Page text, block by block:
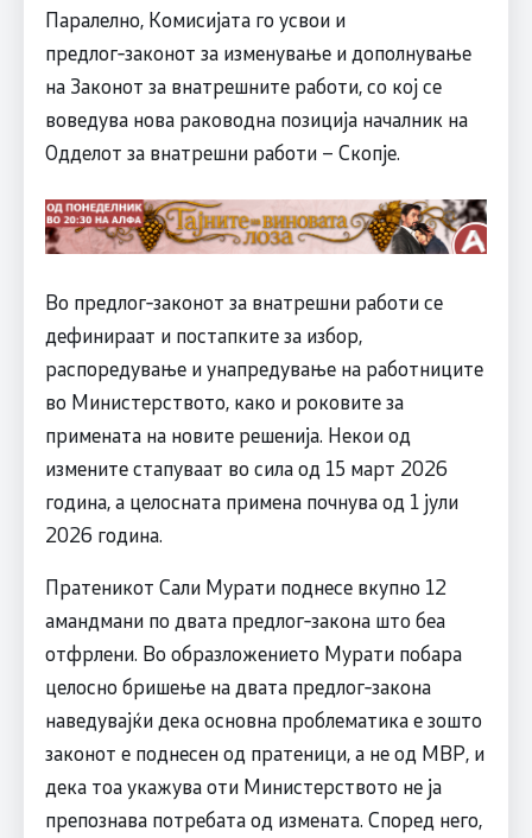
Паралелно, Комисијата го усвои и
предлог‑законот за изменување и дополнување
на Законот за внатрешните работи, со кој се
воведува нова раководна позиција началник на
Одделот за внатрешни работи – Скопје.
Во предлог‑законот за внатрешни работи се
дефинираат и постапките за избор,
распоредување и унапредување на работниците
во Министерството, како и роковите за
примената на новите решенија. Некои од
измените стапуваат во сила од 15 март 2026
година, а целосната примена почнува од 1 јули
2026 година.
Пратеникот Сали Мурати поднесе вкупно 12
амандмани по двата предлог‑закона што беа
отфрлени. Во образложението Мурати побара
целосно бришење на двата предлог‑закона
наведувајќи дека основна проблематика е зошто
законот е поднесен од пратеници, а не од МВР, и
дека тоа укажува оти Министерството не ја
препознава потребата од измената. Според него,